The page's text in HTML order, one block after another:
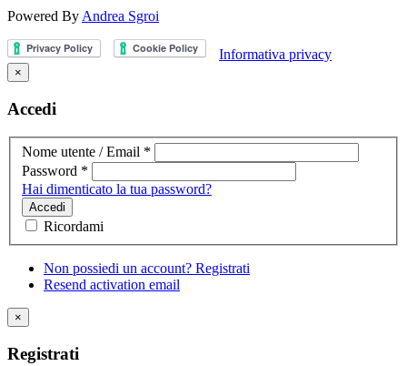
Powered By Andrea Sgroi
Informativa privacy
×
Accedi
Nome utente / Email *
Password *
Hai dimenticato la tua password?
Accedi
Ricordami
Non possiedi un account? Registrati
Resend activation email
×
Registrati